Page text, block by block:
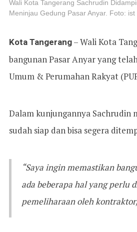
Wali Kota Tangerang Sachrudin
Meninjau Gedung Pasar Anyar. Foto: ist
Kota Tangerang– Wali Kota
bangunan Pasar Anyar yang
Umum & Perumahan Rakyat
Dalam kunjungannya Sachrudin
sudah siap dan bisa segera
“Saya ingin memastikan
ada beberapa hal yang perlu
pemeliharaan oleh